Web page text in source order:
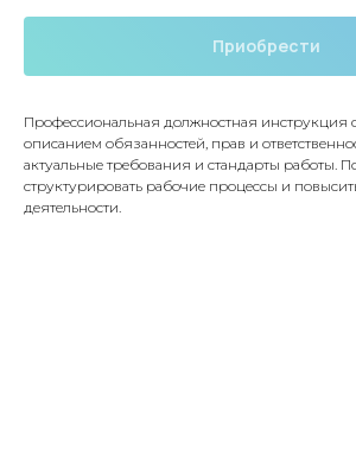
Приобрести
Профессиональная должностная инструкция
описанием обязанностей, прав и
актуальные требования и стандарты работы.
структурировать рабочие процессы и
деятельности.